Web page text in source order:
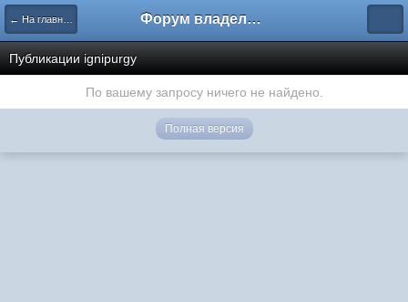
← На главную Форум владельцев интернет-магазинов
Публикации ignipurgy
По вашему запросу ничего не найдено.
Полная версия